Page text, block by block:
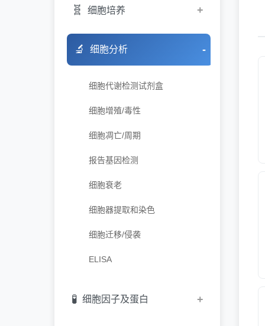
🧬 细胞培养 +
细胞培养辅助试剂
血清
冻存液
支原体/内毒素检测/清除
🔬 细胞分析 -
细胞代谢检测试剂盒
细胞增殖/毒性
细胞凋亡/周期
报告基因检测
细胞衰老
细胞器提取和染色
细胞迁移/侵袭
ELISA
🧪 细胞因子及蛋白 +